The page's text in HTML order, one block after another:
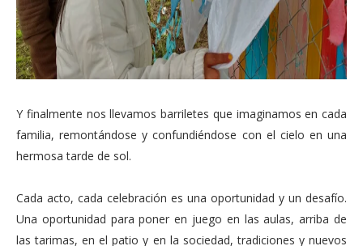
Y finalmente nos llevamos barriletes que imaginamos en cada
familia, remontándose y confundiéndose con el cielo en una
hermosa tarde de sol.
Cada acto, cada celebración es una oportunidad y un desafío.
Una oportunidad para poner en juego en las aulas, arriba de
las tarimas, en el patio y en la sociedad, tradiciones y nuevos